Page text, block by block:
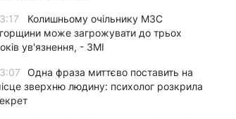
Колишньому очільнику МЗС
може загрожувати до трьох
ув'язнення, - ЗМІ
Одна фраза миттєво поставить на
зверхню людину: психолог розкрила